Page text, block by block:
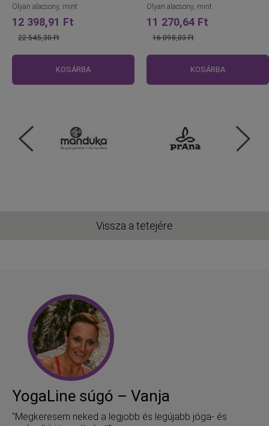
Olyan alacsony, mint
12 398,91 Ft
22 545,30 Ft
KOSÁRBA
Olyan alacsony, mint
11 270,64 Ft
16 098,03 Ft
KOSÁRBA
Vissza a tetejére
YogaLine súgó – Vanja
"Megkeresem neked a legjobb és legújabb jóga- és